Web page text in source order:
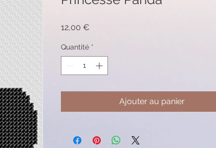
12,00 €
Quantité *
Ajouter au panier